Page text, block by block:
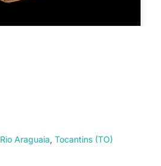
Rio Araguaia Tocantins (TO)